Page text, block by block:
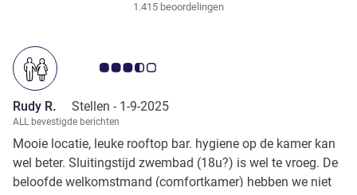
1.415 beoordelingen
Avis-klantbeoordeling 3.5/5
Rudy R. Stellen - 1-9-2025
ALL bevestigde berichten
Mooie locatie, leuke rooftop bar. hygiene op de kamer kan
wel beter. Sluitingstijd zwembad (18u?) is wel te vroeg. De
beloofde welkomstmand (comfortkamer) hebben we niet